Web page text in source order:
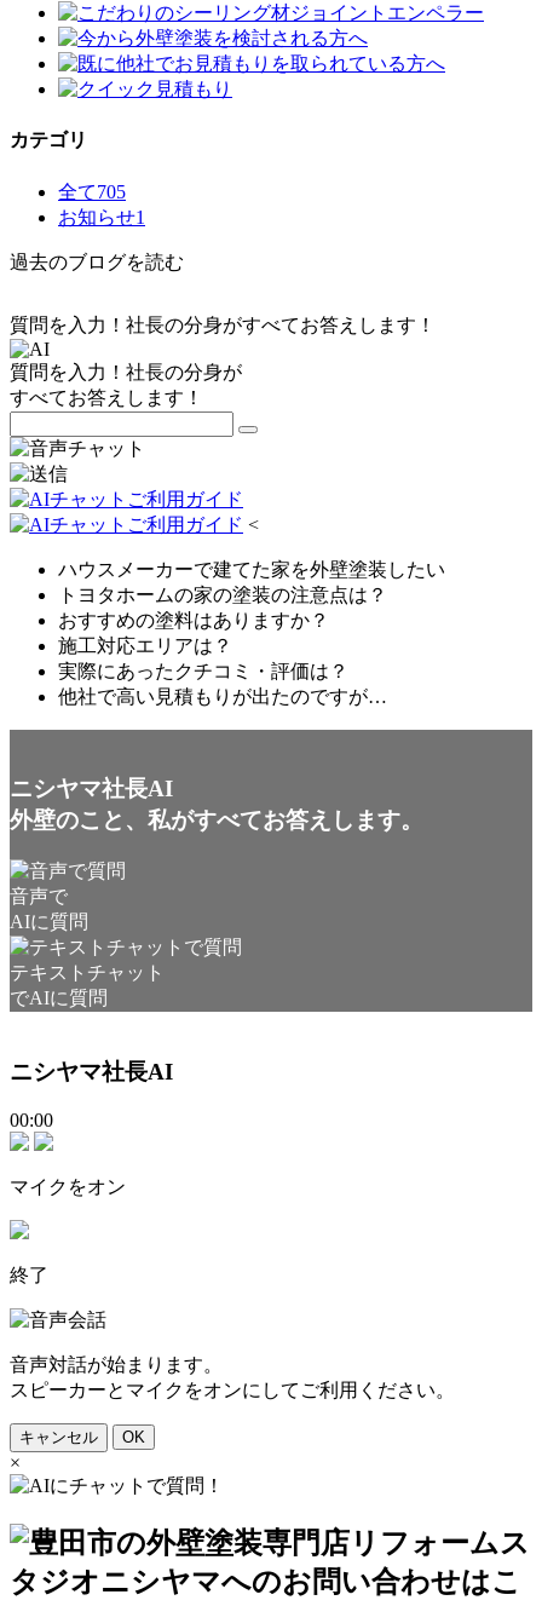
カテゴリ
全て705
お知らせ1
過去のブログを読む
質問を入力！社長の分身がすべてお答えします！
質問を入力！社長の分身が
すべてお答えします！
<
ハウスメーカーで建てた家を外壁塗装したい
トヨタホームの家の塗装の注意点は？
おすすめの塗料はありますか？
施工対応エリアは？
実際にあったクチコミ・評価は？
他社で高い見積もりが出たのですが…
ニシヤマ社長AI
外壁のこと、私がすべてお答えします。
音声で
AIに質問
テキストチャット
でAIに質問
ニシヤマ社長AI
00:00
マイクをオン
終了
音声対話が始まります。
スピーカーとマイクをオンにしてご利用ください。
キャンセル OK
×